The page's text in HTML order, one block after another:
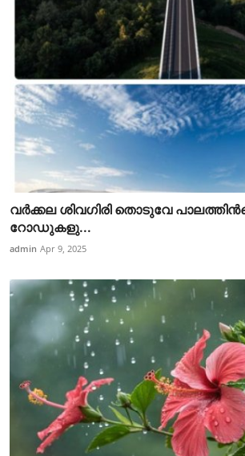
വർക്കല ശിവഗിരി തൊടുവേ
റോഡുകളു...
admin Apr 9, 2025